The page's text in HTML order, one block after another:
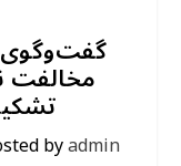
گفت‌وگوی
مخالفت
byadmin